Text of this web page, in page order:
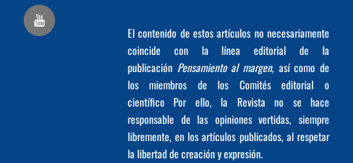
El contenido de estos artículos no necesariamente
coincide con la línea editorial de la
publicación Pensamiento al margen, así como de
los miembros de los Comités editorial o
científico Por ello, la Revista no se hace
responsable de las opiniones vertidas, siempre
libremente, en los artículos publicados, al respetar
la libertad de creación y expresión.